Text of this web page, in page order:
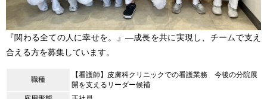
『関わる全ての人に幸せを。』―成長を共に実現し、チームで支え
合える方を募集しています。
職種
【看護師】皮膚科クリニックでの看護業務 今後の分院展
開を支えるリーダー候補